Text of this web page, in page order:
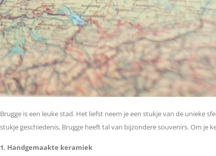
Brugge is een leuke stad. Het liefst neem je een stukje van de unieke
stukje geschiedenis, Brugge heeft tal van bijzondere souvenirs. Om je
1. Handgemaakte keramiek